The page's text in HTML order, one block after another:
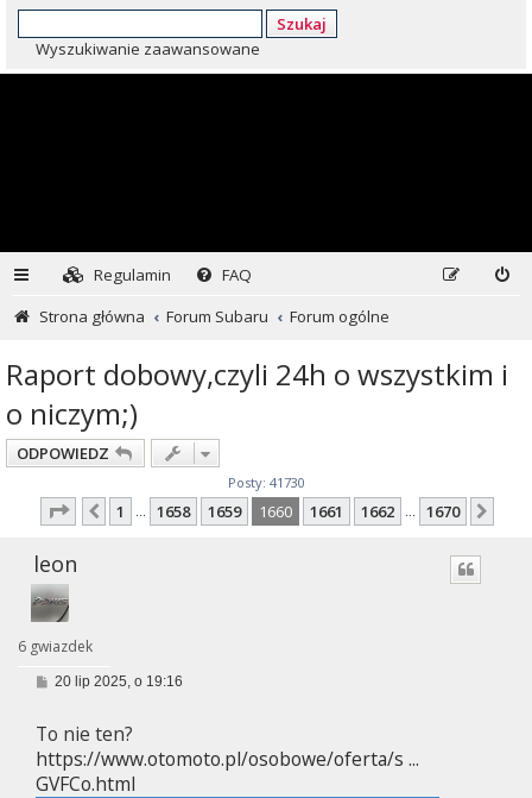
Szukaj
Wyszukiwanie zaawansowane
Regulamin
FAQ
Strona główna
Forum Subaru Forum ogólne
Raport dobowy,czyli 24h o wszystkim i
o niczym;)
ODPOWIEDZ
Posty: 41730
Strona 1660z1670
Poprzednia
1 … 1658 1659 1660 1661 1662 … 1670
leon
6 gwiazdek
P
t
20 lip 2025, o 19:16
To nie ten?
https://www.otomoto.pl/osobowe/oferta/s ...
GVFCo.html